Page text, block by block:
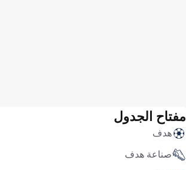
مفتاح الجدول
هدف
صناعة هدف